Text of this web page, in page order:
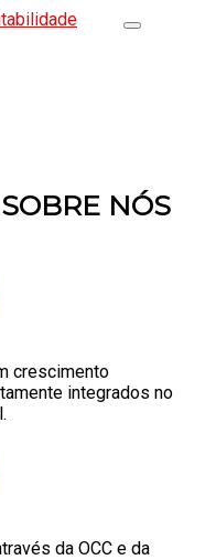
NÓS
crescimento
integrados no
da OCC e da